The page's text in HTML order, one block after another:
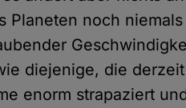
Planeten noch
diejenige, die
enorm strapaziert